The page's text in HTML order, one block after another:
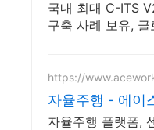
립트
국내 최대 C-ITS
구축 사례 보유, 글
https://
자율주행 - 에이
자율주행 플랫폼,